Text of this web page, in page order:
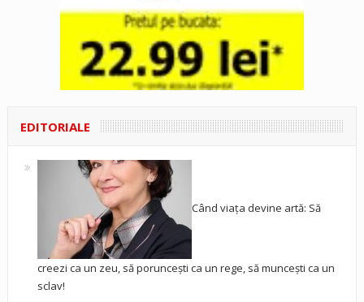
EDITORIALE
Când viața devine artă: Să
creezi ca un zeu, să poruncești ca un rege, să muncești ca un
sclav!